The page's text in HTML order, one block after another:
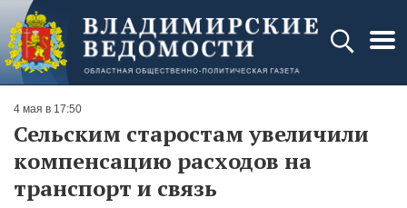
4 мая в 17:50
Сельским старостам увеличили
компенсацию расходов на
транспорт и связь